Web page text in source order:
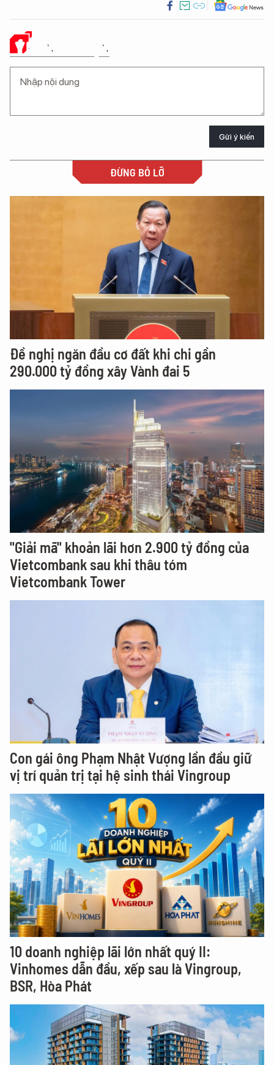
Ý KIẾN CỦA BẠN
Gửi ý kiến
ĐỪNG BỎ LỠ
Đề nghị ngăn đầu cơ đất khi chi gần
290.000 tỷ đồng xây Vành đai 5
"Giải mã" khoản lãi hơn 2.900 tỷ đồng của
Vietcombank sau khi thâu tóm
Vietcombank Tower
Con gái ông Phạm Nhật Vượng lần đầu giữ
vị trí quản trị tại hệ sinh thái Vingroup
10 doanh nghiệp lãi lớn nhất quý II:
Vinhomes dẫn đầu, xếp sau là Vingroup,
BSR, Hòa Phát